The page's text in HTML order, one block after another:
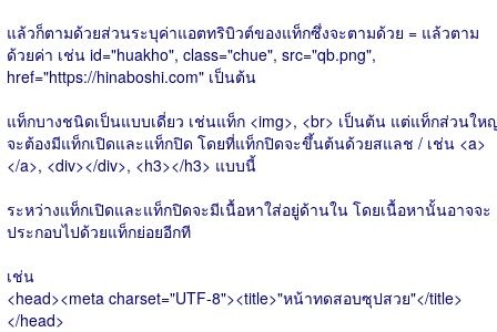
แล้วก็ตามด้วยส่วนระบุค่าแอตทริบิวต์ของแท็กซึ่งจะตามด้วย = แล้วตาม
ด้วยค่า เช่น id="huakho", class="chue", src="qb.png",
href="https://hinaboshi.com" เป็นต้น
แท็กบางชนิดเป็นแบบเดี่ยว เช่นแท็ก <img>, <br> เป็นต้น แต่แท็กส่วนให
จะต้องมีแท็กเปิดและแท็กปิด โดยที่แท็กปิดจะขึ้นต้นด้วยสแลช / เช่น <a>
</a>, <div></div>, <h3></h3> แบบนี้
ระหว่างแท็กเปิดและแท็กปิดจะมีเนื้อหาใส่อยู่ด้านใน โดยเนื้อหานั้นอาจจะ
ประกอบไปด้วยแท็กย่อยอีกที
เช่น
<head><meta charset="UTF-8"><title>"หน้าทดสอบซุปสวย"</title>
</head>